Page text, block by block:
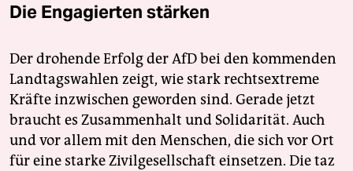
Die Engagierten stärken
Der drohende Erfolg der AfD bei den kommenden
Landtagswahlen zeigt, wie stark rechtsextreme
Kräfte inzwischen geworden sind. Gerade jetzt
braucht es Zusammenhalt und Solidarität. Auch
und vor allem mit den Menschen, die sich vor Ort
für eine starke Zivilgesellschaft einsetzen. Die taz